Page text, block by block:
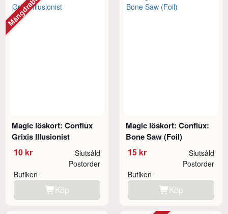
Magic löskort: Conflux
Grixis Illusionist
10 kr Slutsåld
Butiken
Postorder
Köp
Magic löskort: Conflux:
Bone Saw (Foil)
15 kr Slutsåld
Butiken
Postorder
Köp